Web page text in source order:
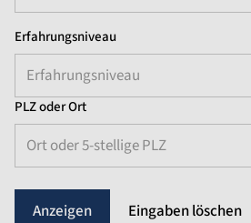
Erfahrungsniveau
Erfahrungsniveau
PLZ oder Ort
Ort oder 5-stellige PLZ
Eingaben löschen